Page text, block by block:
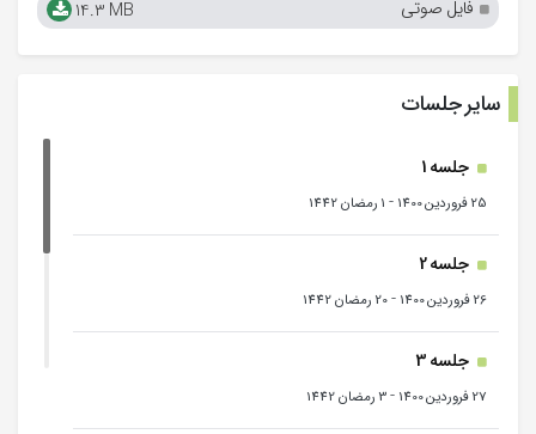
فایل صوتی 14.3 MB
سایر جلسات
جلسه 1
25 فروردین 1400 - 1 رمضان 1442
جلسه 2
26 فروردین 1400 -20 رمضان 1442
جلسه 3
27 فروردین 1400 -3 رمضان 1442